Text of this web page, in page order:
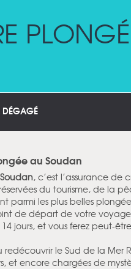
DÉGAGÉ
au Soudan
, c’est l’assurance de
du tourisme, de la
parmi les plus belles
de départ de votre
jours, et vous ferez peut-
redécouvrir le Sud de la Mer
et encore chargées de